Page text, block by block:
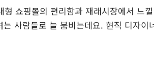
쇼핑몰의 편리함과 재래시장에서 느
사람들로 늘 붐비는데요. 현직 디자이